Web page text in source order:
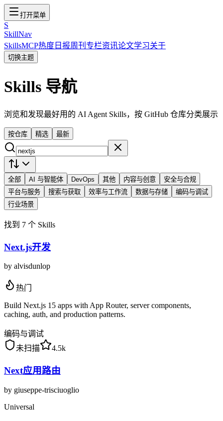
打开菜单
S
SkillNav
SkillsMCP热度 日报周刊 专栏资讯论文学习关于
切换主题
Skills 导航
浏览和发现最好用的 AI Agent Skills，按 GitHub 仓库分类展示
按仓库 精选 最新
全部 AI 与智能体 DevOps 其他 内容与创意
安全与合规
平台与服务
搜索与获取 效率与工作流 数据与存储
编码与调试
行业场景
找到 7 个 Skills
Next.js开发
by alvisdunlop
热门
Build Next.js 15 apps with App Router, server components,
caching, auth, and production patterns.
编码与调试
未扫描
4.5k
Next应用路由
by giuseppe-trisciuoglio
Universal